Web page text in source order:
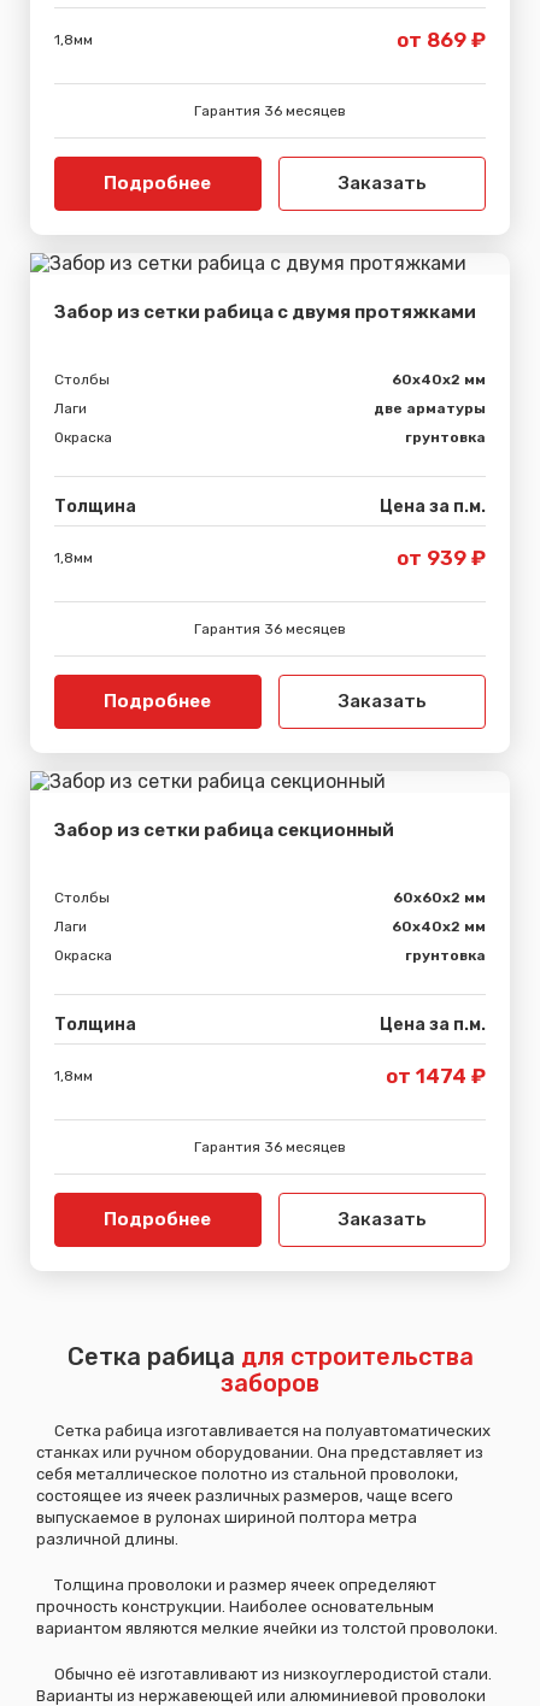
1,8мм от 869 ₽
Гарантия 36 месяцев
Подробнее Заказать
Забор из сетки рабица с двумя протяжками
Столбы
60х40х2 мм
Лаги
две арматуры
Окраска
грунтовка
Толщина Цена за п.м.
1,8мм от 939 ₽
Гарантия 36 месяцев
Подробнее Заказать
Забор из сетки рабица секционный
Столбы
60х60х2 мм
Лаги
60х40х2 мм
Окраска
грунтовка
Толщина Цена за п.м.
1,8мм от 1474 ₽
Гарантия 36 месяцев
Подробнее Заказать
Сетка рабица для строительства
заборов
Сетка рабица изготавливается на полуавтоматических
станках или ручном оборудовании. Она представляет из
себя металлическое полотно из стальной проволоки,
состоящее из ячеек различных размеров, чаще всего
выпускаемое в рулонах шириной полтора метра
различной длины.
Толщина проволоки и размер ячеек определяют
прочность конструкции. Наиболее основательным
вариантом являются мелкие ячейки из толстой проволоки.
Обычно её изготавливают из низкоуглеродистой стали.
Варианты из нержавеющей или алюминиевой проволоки